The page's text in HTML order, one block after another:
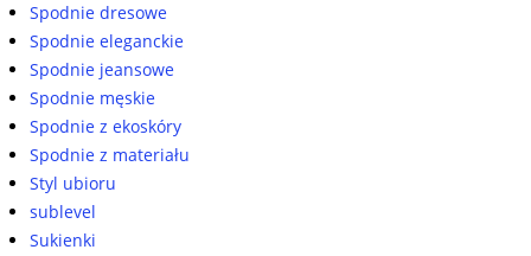
Spodnie dresowe
Spodnie eleganckie
Spodnie jeansowe
Spodnie męskie
Spodnie z ekoskóry
Spodnie z materiału
Styl ubioru
sublevel
Sukienki